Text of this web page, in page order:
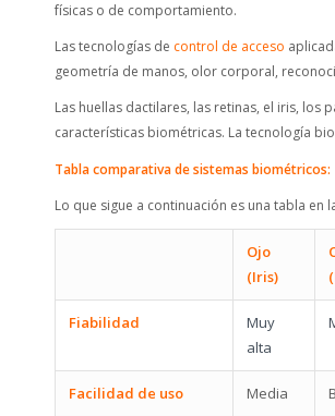
físicas o de comportamiento.
Las tecnologías de control de acceso
geometría de manos, olor corporal,
Las huellas dactilares, las retinas, el iris,
características biométricas. La tecnología
Tabla comparativa de sistemas biométricos:
Lo que sigue a continuación es una tabla
Ojo
(Iris)
Fiabilidad
Muy
alta
Facilidad de uso Media